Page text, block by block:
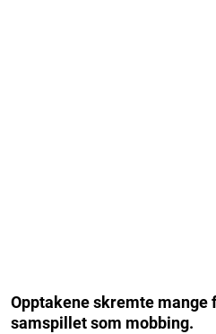
Opptakene skremte mange
samspillet som mobbing.